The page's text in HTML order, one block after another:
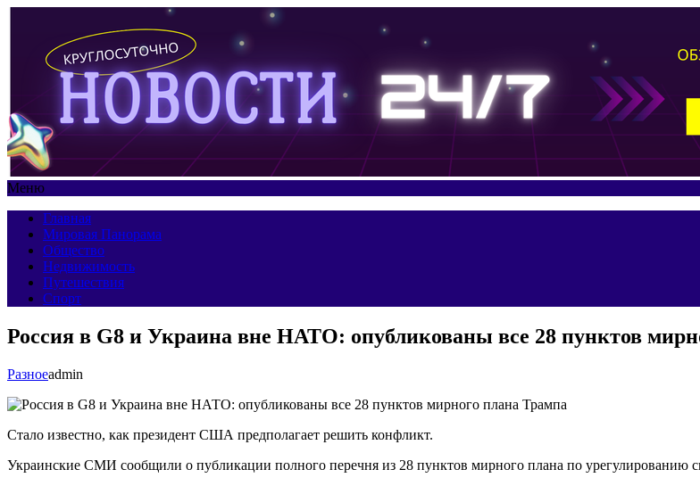
Меню
Главная
Мировая Панорама
Общество
Недвижимость
Путешествия
Спорт
Россия в G8 и Украина вне НАТО: опубликованы все 28 пунктов
Разноеadmin
Стало известно, как президент США предполагает решить конфликт.
Украинские СМИ сообщили о публикации полного перечня из 28 пунктов мирного плана по